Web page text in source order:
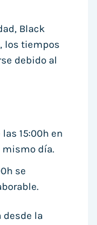
Black
los tiempos
debido al
15:00h en
mismo día.
se
desde la